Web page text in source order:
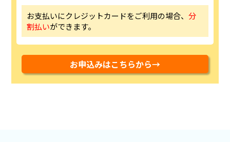
お支払いにクレジットカードをご利用の場合、分
割払いができます。
お申込みはこちらから→